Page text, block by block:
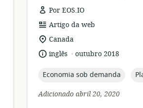
Por EOS.IO
formato
de
recurso:
Artigo da web
local
de
relevância:
Canada
idioma:
inglês .
data
publicação:
outubro 2018
topic:
Economia sob demanda
Adicionado abril 20, 2020